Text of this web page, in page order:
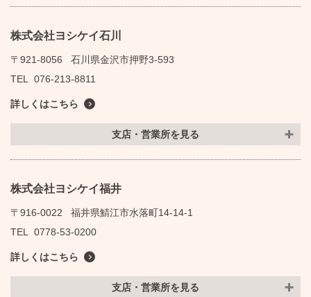
株式会社ヨシケイ石川
〒921-8056
石川県金沢市押野3-593
TEL
076-213-8811
詳しくはこちら
支店・営業所を見る
株式会社ヨシケイ福井
〒916-0022
福井県鯖江市水落町14-14-1
TEL
0778-53-0200
詳しくはこちら
支店・営業所を見る